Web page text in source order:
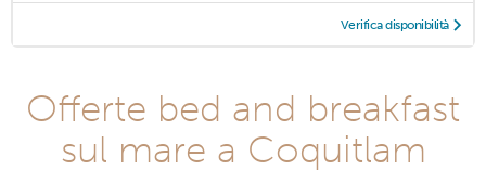
Verifica disponibilità
Offerte bed and breakfast
sul mare a Coquitlam